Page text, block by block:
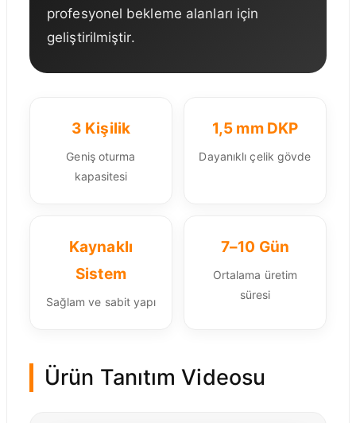
profesyonel bekleme alanları için
geliştirilmiştir.
3 Kişilik
Geniş oturma
kapasitesi
1,5 mm DKP
Dayanıklı çelik gövde
Kaynaklı
Sistem
Sağlam ve sabit yapı
7–10 Gün
Ortalama üretim
süresi
Ürün Tanıtım Videosu